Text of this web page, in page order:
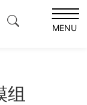
MENU
组